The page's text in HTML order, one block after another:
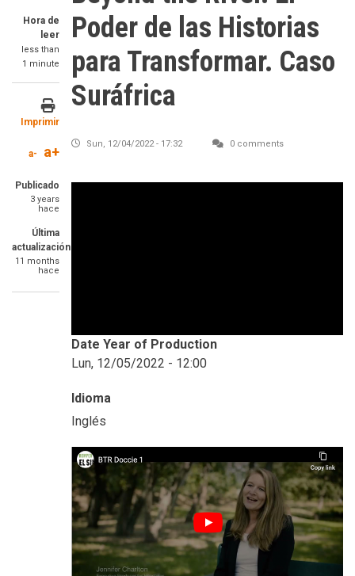
Hora de
leer
less than
1 minute
Imprimir
a- a+
Publicado
3 years
hace
Última
actualización
11 months
hace
Poder de las Historias
para Transformar. Caso
Suráfrica
Sun, 12/04/2022 - 17:32 0 comments
Date Year of Production
Lun, 12/05/2022 - 12:00
Idioma
Inglés